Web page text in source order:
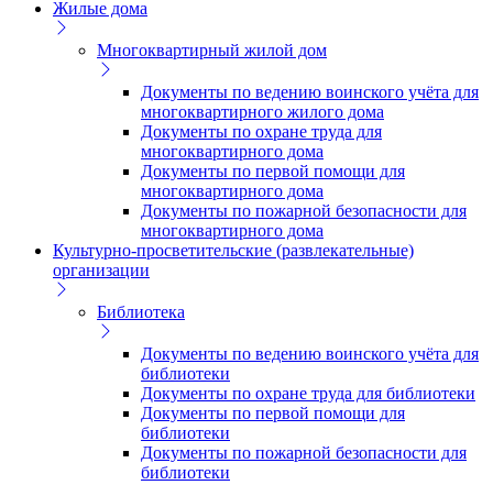
Жилые дома
Многоквартирный жилой дом
Документы по ведению воинского учёта для
многоквартирного жилого дома
Документы по охране труда для
многоквартирного дома
Документы по первой помощи для
многоквартирного дома
Документы по пожарной безопасности для
многоквартирного дома
Культурно-просветительские (развлекательные)
организации
Библиотека
Документы по ведению воинского учёта для
библиотеки
Документы по охране труда для библиотеки
Документы по первой помощи для
библиотеки
Документы по пожарной безопасности для
библиотеки